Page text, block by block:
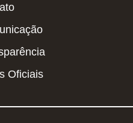
Oficiais